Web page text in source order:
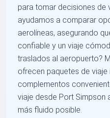
para tomar decisiones de
ayudamos a comparar
aerolíneas, asegurando
confiable y un viaje
traslados al aeropuerto?
ofrecen paquetes de viaje
complementos
viaje desde Port Simpson
más fluido posible.